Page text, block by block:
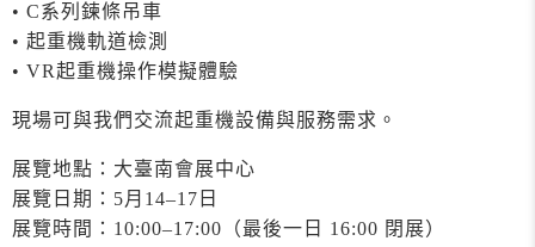
• C系列鍊條吊車
• 起重機軌道檢測
• VR起重機操作模擬體驗
現場可與我們交流起重機設備與服務需求。
展覽地點：大臺南會展中心
展覽日期：5月14–17日
展覽時間：10:00–17:00（最後一日 16:00 閉展）